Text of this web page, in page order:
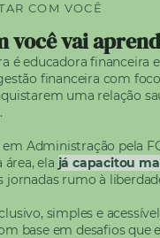
COM VOCÊ
você vai
é educadora financeira
financeira com
uma relação
Administração pela
ela já capacitou
jornadas rumo à
simples e
base em desafios que